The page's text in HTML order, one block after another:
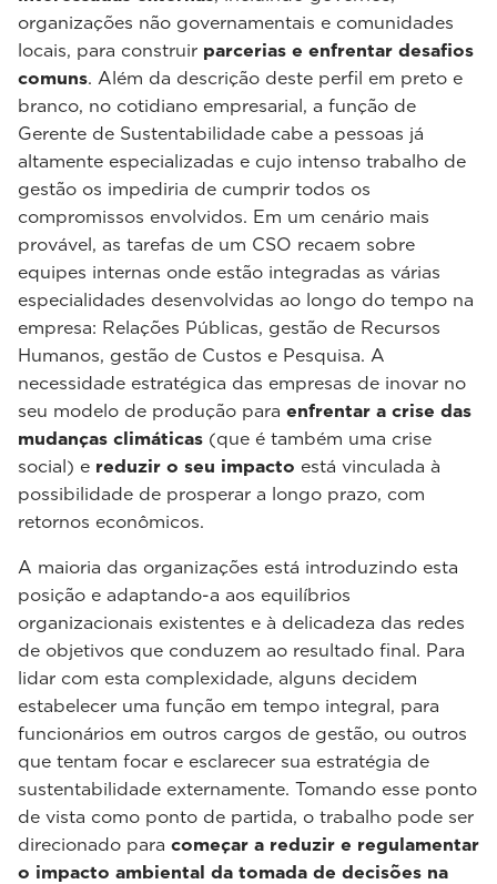
organizações não governamentais e comunidades
locais, para construir parcerias e enfrentar desafios
comuns. Além da descrição deste perfil em preto e
branco, no cotidiano empresarial, a função de
Gerente de Sustentabilidade cabe a pessoas já
altamente especializadas e cujo intenso trabalho de
gestão os impediria de cumprir todos os
compromissos envolvidos. Em um cenário mais
provável, as tarefas de um CSO recaem sobre
equipes internas onde estão integradas as várias
especialidades desenvolvidas ao longo do tempo na
empresa: Relações Públicas, gestão de Recursos
Humanos, gestão de Custos e Pesquisa. A
necessidade estratégica das empresas de inovar no
seu modelo de produção para enfrentar a crise das
mudanças climáticas (que é também uma crise
social) e reduzir o seu impacto está vinculada à
possibilidade de prosperar a longo prazo, com
retornos econômicos.
A maioria das organizações está introduzindo esta
posição e adaptando-a aos equilíbrios
organizacionais existentes e à delicadeza das redes
de objetivos que conduzem ao resultado final. Para
lidar com esta complexidade, alguns decidem
estabelecer uma função em tempo integral, para
funcionários em outros cargos de gestão, ou outros
que tentam focar e esclarecer sua estratégia de
sustentabilidade externamente. Tomando esse ponto
de vista como ponto de partida, o trabalho pode ser
direcionado para começar a reduzir e regulamentar
o impacto ambiental da tomada de decisões na